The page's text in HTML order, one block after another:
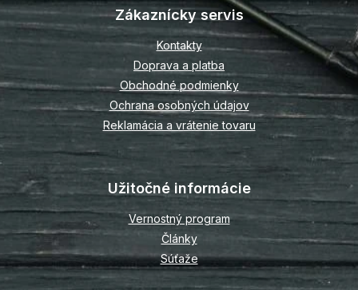
ä
e
Zákaznícky servis
Kontakty
Doprava a platba
Obchodné podmienky
Ochrana osobných údajov
Reklamácia a vrátenie tovaru
Užitočné informácie
Vernostný program
Články
Súťaže